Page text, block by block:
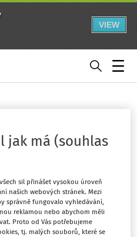
VIEW
3
jak má (souhlas
sil přinášet vysokou úroveň
našich webových stránek. Mezi
správně fungovalo vyhledávání,
reklamou nebo abychom měli
Proto od Vás potřebujeme
tj. malých souborů, které se